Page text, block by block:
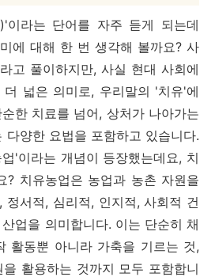
이라는 단어를 자주 듣게 되는데
에 대해 한 번 생각해 볼까요? 사
고 풀이하지만, 사실 현대 사회에
넓은 의미로, 우리말의 '치유'에
한 치료를 넘어, 상처가 나아가는
다양한 요법을 포함하고 있습니다.
'이라는 개념이 등장했는데요, 치
? 치유농업은 농업과 농촌 자원을
정서적, 심리적, 인지적, 사회적 건
업을 의미합니다. 이는 단순히 채
활동뿐 아니라 가축을 기르는 것,
활용하는 것까지 모두 포함합니